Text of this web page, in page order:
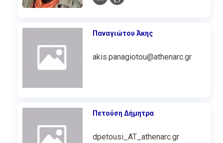
Παναγιώτου Άκης
akis.panagiotou@athenarc.gr
Πετούση Δήμητρα
dpetousi_AT_athenarc.gr